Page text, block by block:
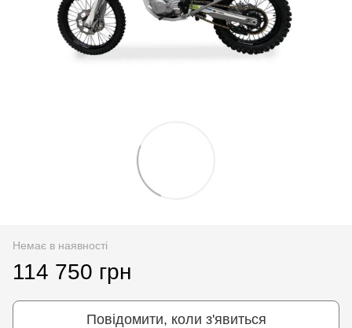
Немає в наявності
114 750 грн
Повідомити, коли з'явиться